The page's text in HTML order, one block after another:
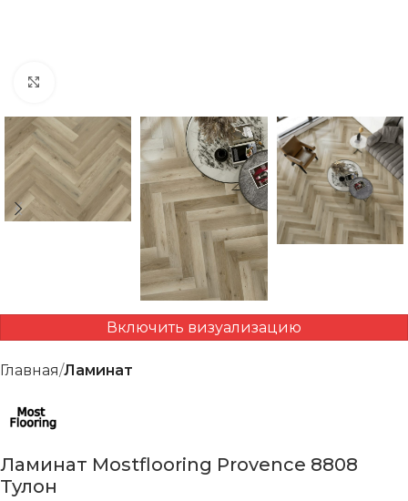
Включить визуализацию
Главная Ламинат
Ламинат Mostflooring Provence 8808
Тулон